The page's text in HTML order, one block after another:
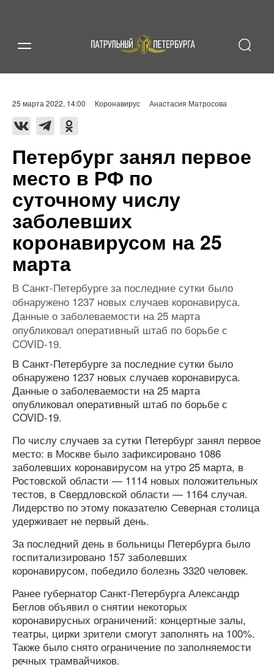
25 марта 2022, 14:00 Коронавирус Анастасия Матросова
Петербург занял первое
место в РФ по
суточному числу
заболевших
коронавирусом на 25
марта
В Санкт-Петербурге за последние сутки было
обнаружено 1237 новых случаев коронавируса.
Данные о заболеваемости на 25 марта
опубликовал оперативный штаб по борьбе с
COVID-19.
В Санкт-Петербурге за последние сутки было
обнаружено 1237 новых случаев коронавируса.
Данные о заболеваемости на 25 марта
опубликовал оперативный штаб по борьбе с
COVID-19.
По числу случаев за сутки Петербург занял первое
место: в Москве было зафиксировано 1086
заболевших коронавирусом на утро 25 марта, в
Ростовской области — 1114 новых положительных
тестов, в Свердловской области — 1164 случая.
Лидерство по этому показателю Северная столица
удерживает не первый день.
За последний день в больницы Петербурга было
госпитализировано 157 заболевших
коронавирусом, победило болезнь 3320 человек.
Ранее губернатор Санкт-Петербурга Александр
Беглов объявил о снятии некоторых
коронавирусных ограничений: концертные залы,
театры, цирки зрители смогут заполнять на 100%.
Также было снято ограничение по заполняемости
речных трамвайчиков.